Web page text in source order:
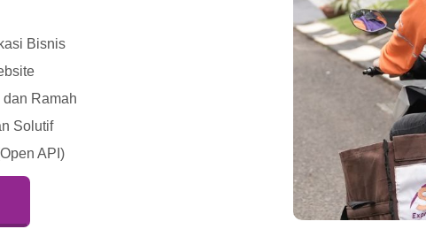
Bisnis
Ramah
Solutif
API)